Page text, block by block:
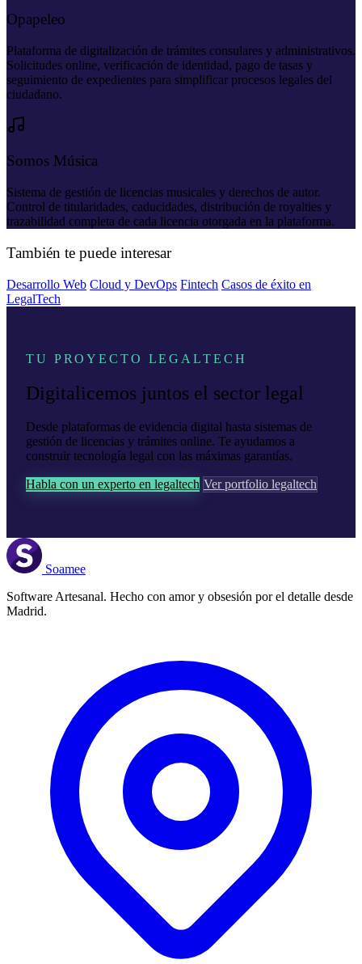
Opapeleo
Plataforma de digitalización de trámites consulares y administrativos.
Solicitudes online, verificación de identidad, pago de tasas y
seguimiento de expedientes para simplificar procesos legales del
ciudadano.
Somos Música
Sistema de gestión de licencias musicales y derechos de autor.
Control de titularidades, caducidades, distribución de royalties y
trazabilidad completa de cada licencia otorgada en la plataforma.
También te puede interesar
Desarrollo Web Cloud y DevOps Fintech Casos de éxito en
LegalTech
TU PROYECTO LEGALTECH
Digitalicemos juntos el sector legal
Desde plataformas de evidencia digital hasta sistemas de
gestión de licencias y trámites online. Te ayudamos a
construir tecnología legal con las máximas garantías.
Habla con un experto en legaltech Ver portfolio legaltech
Soamee
Software Artesanal. Hecho con amor y obsesión por el detalle desde
Madrid.